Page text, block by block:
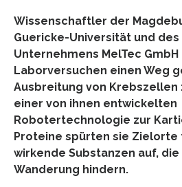
Wissenschaftler der
Guericke-Universität und
Unternehmens MelTec GmbH
Laborversuchen einen Weg
Ausbreitung von Krebszellen
einer von ihnen entwickelten
Robotertechnologie zur
Proteine spürten sie Zielorte
wirkende Substanzen auf,
Wanderung hindern.